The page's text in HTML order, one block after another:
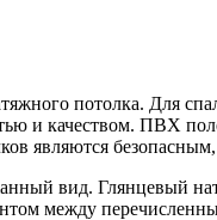
потолка. Для
и качеством. ПВХ
являются
вид. Глянцевый
между